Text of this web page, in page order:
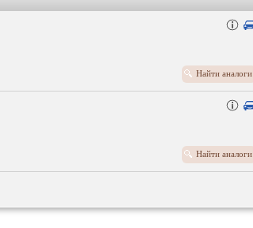
Найти аналоги
Найти аналоги